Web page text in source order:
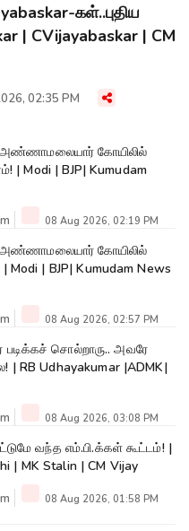
கள்..புதிய
| CVijayabaskar | CM
02:35 PM
கோயிலில்
| BJP| Kumudam
08 Aug 2026, 02:19 PM
கோயிலில்
Kumudam News
08 Aug 2026, 02:57 PM
படிக்கச் சொல்றாரு.. அவரே
| RB Udhayakumar |ADMK|
08 Aug 2026, 03:08 PM
வந்த எம்.பி.க்கள் கூட்டம்! |
| MK Stalin | CM Vijay
08 Aug 2026, 01:58 PM